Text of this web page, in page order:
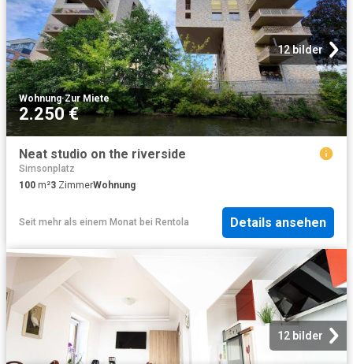
12 bilder
Wohnung·Zur Miete
2.250 €
Neat studio on the riverside
Simsonplatz
100 m²3 ZimmerWohnung
Seit mehr als einem Monat bei Rentola Details ansehen
12 bilder